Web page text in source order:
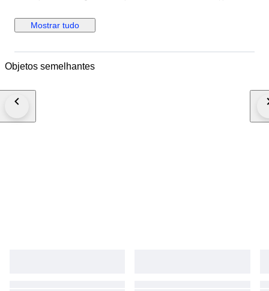
les brides croisées structurent joliment le pied. Le contraste entre le daim
doux et la semelle tressée aux nuances subtiles donne à ce modèle un
Taille 39 Neuf avec boîte d’origine Hauteur 12 cm Parfaites avec une robe
soin et envoyé en recommandé. Les frais de douane sont à la charge de
Mostrar tudo
Objetos semelhantes